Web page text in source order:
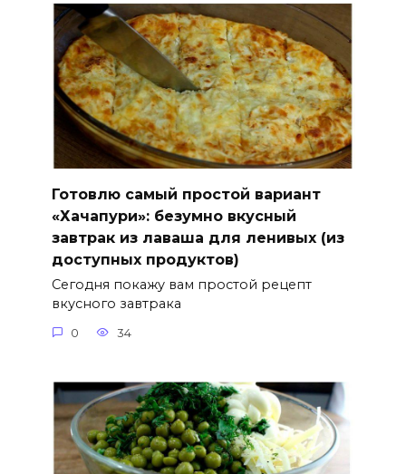
Готовлю самый простой вариант
«Хачапури»: безумно вкусный
завтрак из лаваша для ленивых (из
доступных продуктов)
Сегодня покажу вам простой рецепт
вкусного завтрака
0 34